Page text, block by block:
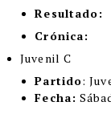
Resultado:
Crónica:
Juvenil C
Partido:
Fecha: